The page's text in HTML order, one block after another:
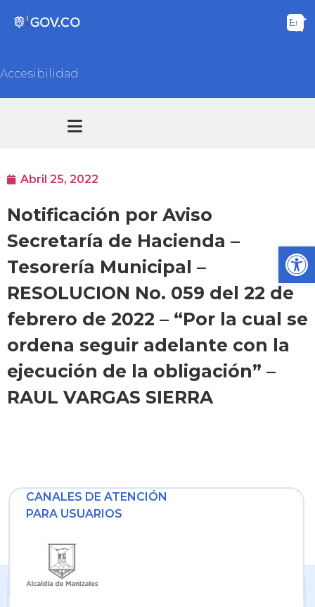
Accesibilidad
Abril 25, 2022
Notificación por Aviso
Secretaría de Hacienda –
Tesorería Municipal –
RESOLUCION No. 059 del 22 de
febrero de 2022 – “Por la cual se
ordena seguir adelante con la
ejecución de la obligación” –
RAUL VARGAS SIERRA
CANALES DE ATENCIÓN
PARA USUARIOS